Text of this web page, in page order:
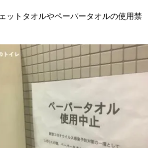
ットタオルやペーパータオルの使用禁